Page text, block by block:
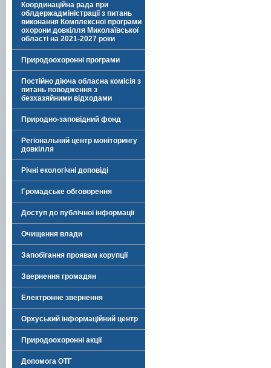
Координаційна рада при
облдержадміністрації з питань
виконання Комплексної програми
охорони довкілля Миколаївської
області на 2021-2027 роки
Природоохоронні програми
Постійно діюча обласна комісія з
питань поводження з
безхазяйними відходами
Природно-заповідний фонд
Регіональний центр моніторингу
довкілля
Річні екологічні доповіді
Громадське обговорення
Доступ до публічної інформації
Очищення влади
Запобігання проявам корупції
Звернення громадян
Електронне звернення
Орхуський інформаційний центр
Природоохоронні акції
Допомога ОТГ